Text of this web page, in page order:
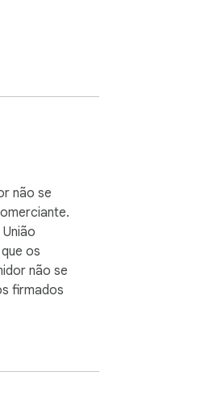
não se
os
não se
firmados